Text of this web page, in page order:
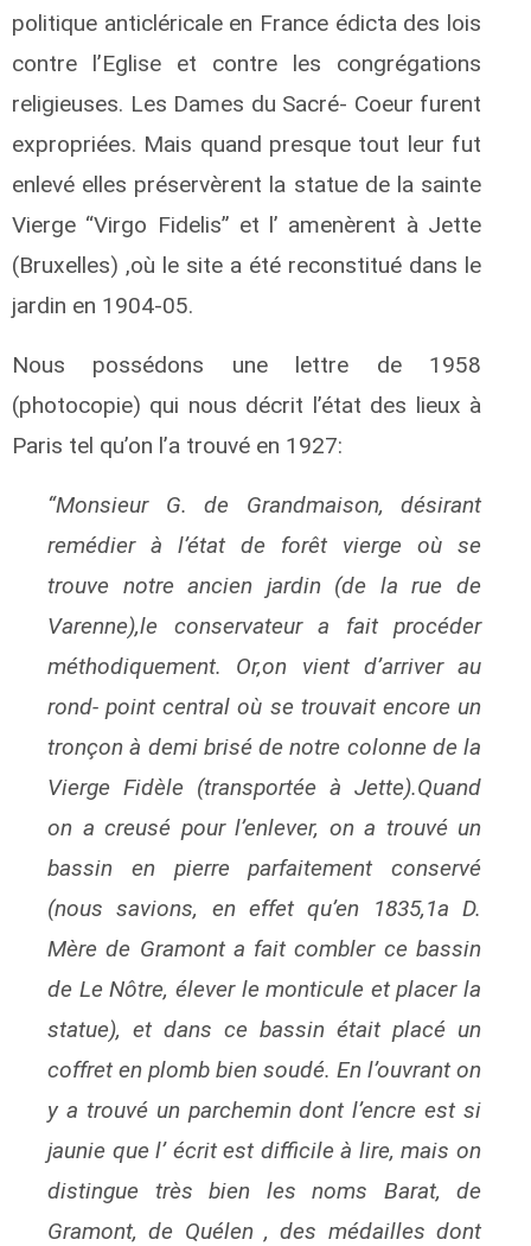
politique anticléricale en France édicta des lois
contre l’Eglise et contre les congrégations
religieuses. Les Dames du Sacré- Coeur furent
expropriées. Mais quand presque tout leur fut
enlevé elles préservèrent la statue de la sainte
Vierge “Virgo Fidelis” et l’ amenèrent à Jette
(Bruxelles) ,où le site a été reconstitué dans le
jardin en 1904-05.
Nous possédons une lettre de 1958
(photocopie) qui nous décrit l’état des lieux à
Paris tel qu’on l’a trouvé en 1927:
“Monsieur G. de Grandmaison, désirant
remédier à l’état de forêt vierge où se
trouve notre ancien jardin (de la rue de
Varenne),le conservateur a fait procéder
méthodiquement. Or,on vient d’arriver au
rond- point central où se trouvait encore un
tronçon à demi brisé de notre colonne de la
Vierge Fidèle (transportée à Jette).Quand
on a creusé pour l’enlever, on a trouvé un
bassin en pierre parfaitement conservé
(nous savions, en effet qu’en 1835,1a D.
Mère de Gramont a fait combler ce bassin
de Le Nôtre, élever le monticule et placer la
statue), et dans ce bassin était placé un
coffret en plomb bien soudé. En l’ouvrant on
y a trouvé un parchemin dont l’encre est si
jaunie que l’ écrit est difficile à lire, mais on
distingue très bien les noms Barat, de
Gramont, de Quélen , des médailles dont